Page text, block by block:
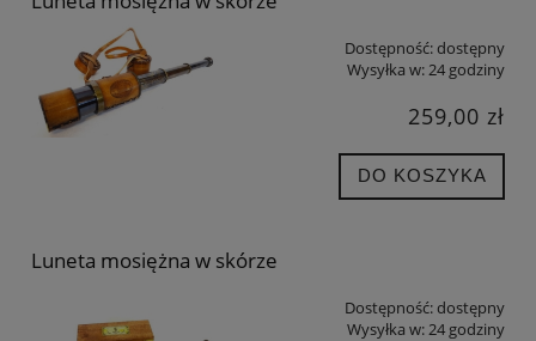
Dostępność:dostępny
Wysyłka w:24 godziny
259,00 zł
DO KOSZYKA
Luneta mosiężna w skórze
Dostępność:dostępny
Wysyłka w:24 godziny